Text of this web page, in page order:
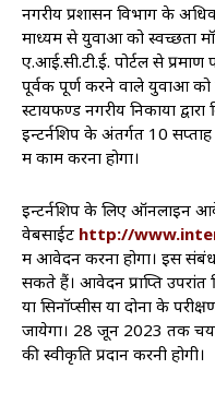
नगरीय प्रशासन विभाग के
माध्यम से युवाओं को स्वच्छता
ए.आई.सी.टी.ई. पोर्टल से प्रमाण
पूर्वक पूर्ण करने वाले युवाओं
स्टायफण्ड नगरीय निकायों
इन्टर्नशिप के अंतर्गत 10
में काम करना होगा।
इन्टर्नशिप के लिए ऑनलाइन
वेबसाईट http://
में आवेदन करना होगा। इस
सकते हैं। आवेदन प्राप्ति उपरांत
या सिनॉप्सीस या दोनों के
जायेगा। 28 जून 2023 तक
की स्वीकृति प्रदान करनी होगी।